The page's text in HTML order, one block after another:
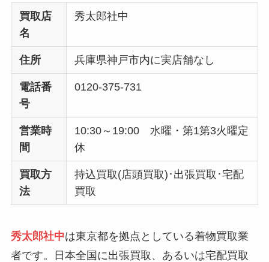
買取店
名
秀太郎社中
住所 兵庫県神戸市内に実店舗なし
電話番
号
0120-375-731
営業時
間
10:30～19:00 水曜・第1第3火曜定
休
買取方
法
持込買取(店頭買取)･出張買取･宅配
買取
秀太郎社中は東京都を拠点としている着物買取業
者です。日本全国に出張買取、あるいは宅配買取